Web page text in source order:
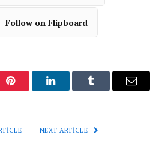
Follow on Flipboard
Pinterest LinkedInTumblr Email
NEXT ARTICLE